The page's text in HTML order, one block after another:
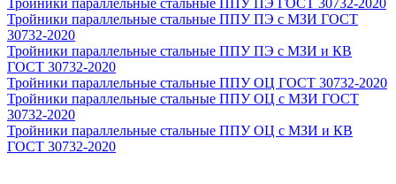
Тройники параллельные стальные ППУ ПЭ ГОСТ 30732-2020
Тройники параллельные стальные ППУ ПЭ с МЗИ ГОСТ
30732-2020
Тройники параллельные стальные ППУ ПЭ с МЗИ и КВ
ГОСТ 30732-2020
Тройники параллельные стальные ППУ ОЦ ГОСТ 30732-2020
Тройники параллельные стальные ППУ ОЦ с МЗИ ГОСТ
30732-2020
Тройники параллельные стальные ППУ ОЦ с МЗИ и КВ
ГОСТ 30732-2020